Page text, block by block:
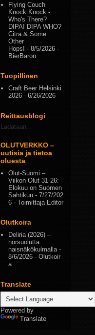
Flying Couch
Knock Knock -
Who's There?
DIPA! DIPA WHO?
Citra & Some
Other
Hops! - 8/5/2026 -
BierBaron
Tuopillinen
Craft Beer Helsinki
2026 - 6/26/2026
Reittausblogi
Ladataan...
OLUTVERKKO –
uutisia ja tietoa
oluesta
Olut-Suomi –
Viikon Olut 31-26:
Elokuu on Suomen
Sahtikuu - 7/27/202
6 - Toimittaja Editor
Olutkoira
Deliria (2026) –
norsuolutta
naisnäkökulmalla-
8/6/2026 - Olutkoir
a
Translate
Powered by
Translate